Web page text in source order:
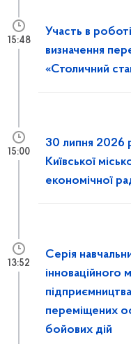
Участь в
визначення
«Столичний
15:48
30 липня 2026
Київської міської тристоронньої
економічної
15:00
Серія
переміщених
бойових дій
13:52